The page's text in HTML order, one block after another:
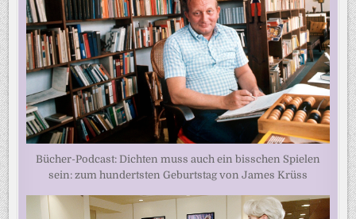
Bücher-Podcast: Dichten muss auch ein bisschen Spielen
sein: zum hundertsten Geburtstag von James Krüss